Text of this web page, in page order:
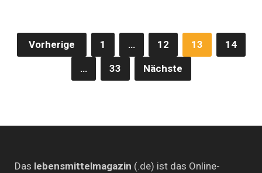
Seitennummerierung
Vorherige 1 … 12 13 14
… 33 Nächste
Das lebensmittelmagazin (.de) ist das Online-